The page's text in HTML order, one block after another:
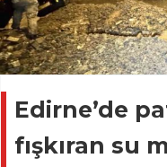
Edirne’de
fışkıran su